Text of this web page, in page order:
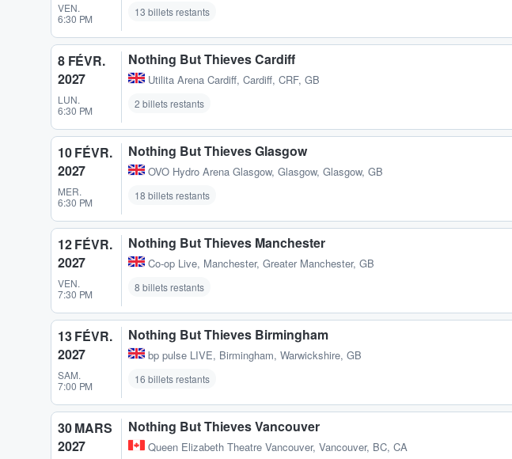
VEN.
6:30 PM
13 billets restants
8 FÉVR.
2027
LUN.
6:30 PM
Nothing But Thieves Cardiff
Utilita Arena Cardiff, Cardiff, CRF, GB
2 billets restants
10 FÉVR.
2027
MER.
6:30 PM
Nothing But Thieves Glasgow
OVO Hydro Arena Glasgow, Glasgow, Glasgow, GB
18 billets restants
12 FÉVR.
2027
VEN.
7:30 PM
Nothing But Thieves Manchester
Co-op Live, Manchester, Greater Manchester, GB
8 billets restants
13 FÉVR.
2027
SAM.
7:00 PM
Nothing But Thieves Birmingham
bp pulse LIVE, Birmingham, Warwickshire, GB
16 billets restants
30 MARS
2027
Nothing But Thieves Vancouver
Queen Elizabeth Theatre Vancouver, Vancouver, BC, CA